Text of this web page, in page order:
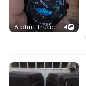
6 phút trước 4